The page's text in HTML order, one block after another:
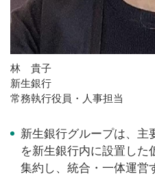
林 貴子
新生銀行
常務執行役員・人事担当
新生銀行グループは、主
を新生銀行内に設置した
集約し、統合・一体運営